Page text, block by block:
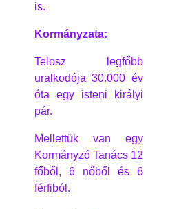
is.
Kormányzata:
Telosz legfőbb
uralkodója 30.000 év
óta egy isteni királyi
pár.
Mellettük van egy
Kormányzó Tanács 12
főből, 6 nőből és 6
férfiból.